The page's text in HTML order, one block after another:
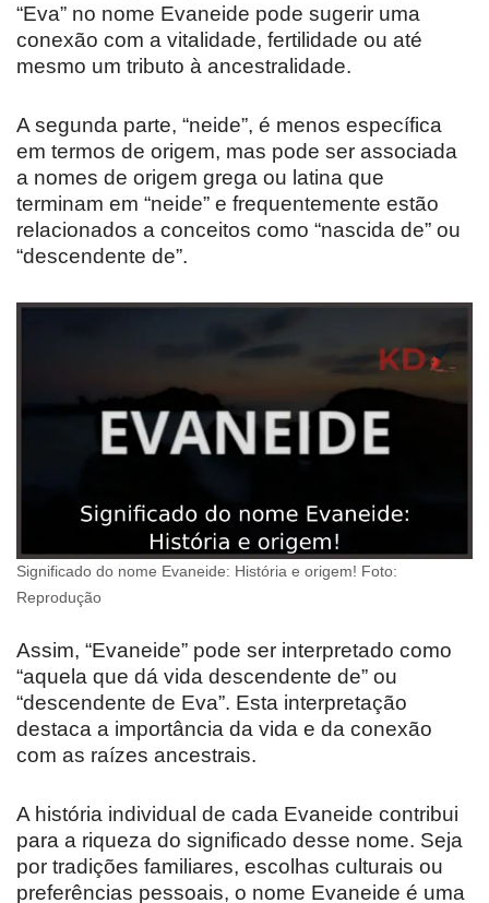
“Eva” no nome Evaneide pode sugerir uma
conexão com a vitalidade, fertilidade ou até
mesmo um tributo à ancestralidade.
A segunda parte, “neide”, é menos específica
em termos de origem, mas pode ser associada
a nomes de origem grega ou latina que
terminam em “neide” e frequentemente estão
relacionados a conceitos como “nascida de” ou
“descendente de”.
Significado do nome Evaneide: História e origem! Foto:
Reprodução
Assim, “Evaneide” pode ser interpretado como
“aquela que dá vida descendente de” ou
“descendente de Eva”. Esta interpretação
destaca a importância da vida e da conexão
com as raízes ancestrais.
A história individual de cada Evaneide contribui
para a riqueza do significado desse nome. Seja
por tradições familiares, escolhas culturais ou
preferências pessoais, o nome Evaneide é uma